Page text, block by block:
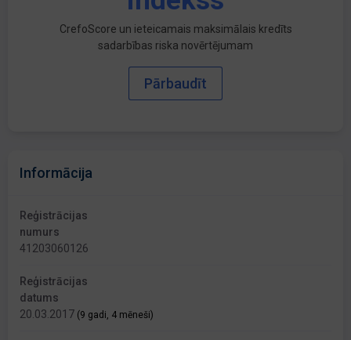
CrefoScore un ieteicamais maksimālais kredīts
sadarbības riska novērtējumam
Pārbaudīt
Informācija
Reģistrācijas
numurs
41203060126
Reģistrācijas
datums
20.03.2017 (9 gadi, 4 mēneši)